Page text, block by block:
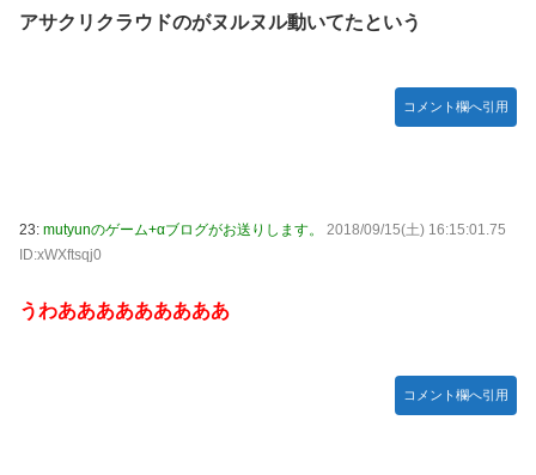
アサクリクラウドのがヌルヌル動いてたという
コメント欄へ引用
23: mutyunのゲーム+αブログがお送りします。
2018/09/15(土) 16:15:01.75
ID:xWXftsqj0
うわあああああああああ
コメント欄へ引用